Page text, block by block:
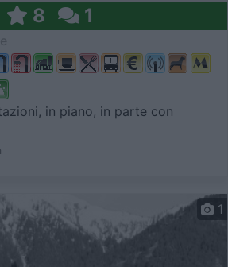
8 1
in piano, in parte con
1